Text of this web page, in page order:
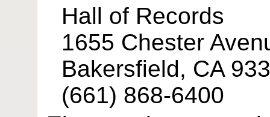
Hall of Records
1655 Chester
Bakersfield, CA
(661) 868-6400